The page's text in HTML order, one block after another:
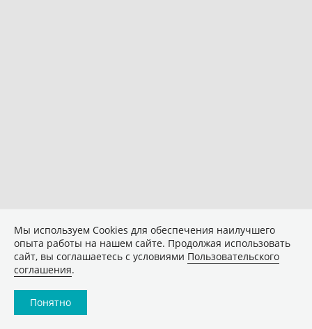
Мы используем Сookies для обеспечения наилучшего
опыта работы на нашем сайте. Продолжая использовать
сайт, вы соглашаетесь с условиями Пользовательского
соглашения.
Понятно